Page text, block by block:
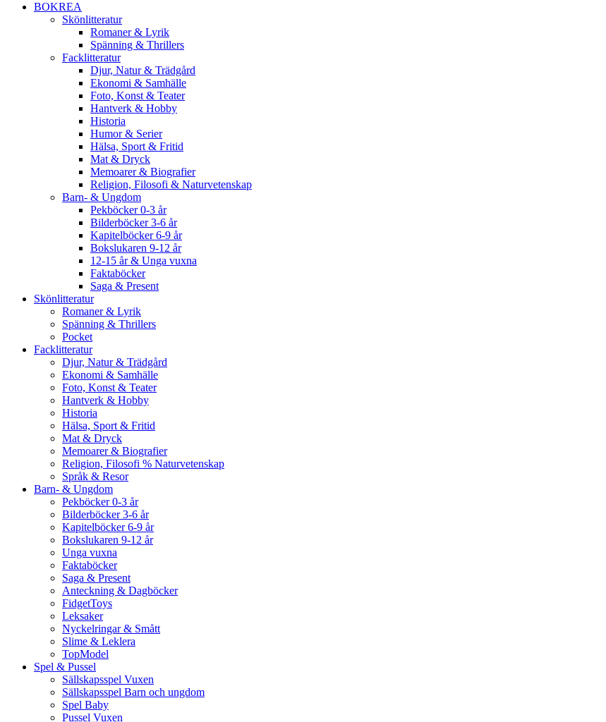
BOKREA
Skönlitteratur
Romaner & Lyrik
Spänning & Thrillers
Facklitteratur
Djur, Natur & Trädgård
Ekonomi & Samhälle
Foto, Konst & Teater
Hantverk & Hobby
Historia
Humor & Serier
Hälsa, Sport & Fritid
Mat & Dryck
Memoarer & Biografier
Religion, Filosofi & Naturvetenskap
Barn- & Ungdom
Pekböcker 0-3 år
Bilderböcker 3-6 år
Kapitelböcker 6-9 år
Bokslukaren 9-12 år
12-15 år & Unga vuxna
Faktaböcker
Saga & Present
Skönlitteratur
Romaner & Lyrik
Spänning & Thrillers
Pocket
Facklitteratur
Djur, Natur & Trädgård
Ekonomi & Samhälle
Foto, Konst & Teater
Hantverk & Hobby
Historia
Hälsa, Sport & Fritid
Mat & Dryck
Memoarer & Biografier
Religion, Filosofi % Naturvetenskap
Språk & Resor
Barn- & Ungdom
Pekböcker 0-3 år
Bilderböcker 3-6 år
Kapitelböcker 6-9 år
Bokslukaren 9-12 år
Unga vuxna
Faktaböcker
Saga & Present
Anteckning & Dagböcker
FidgetToys
Leksaker
Nyckelringar & Smått
Slime & Leklera
TopModel
Spel & Pussel
Sällskapsspel Vuxen
Sällskapsspel Barn och ungdom
Spel Baby
Pussel Vuxen